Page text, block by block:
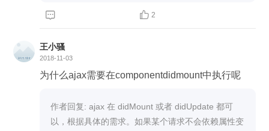
  2
王小骚
2018-11-03
为什么ajax需要在componentdidmount中执行呢
作者回复: ajax 在 didMount 或者 didUpdate 都可
以，根据具体的需求。如果某个请求不会依赖属性变